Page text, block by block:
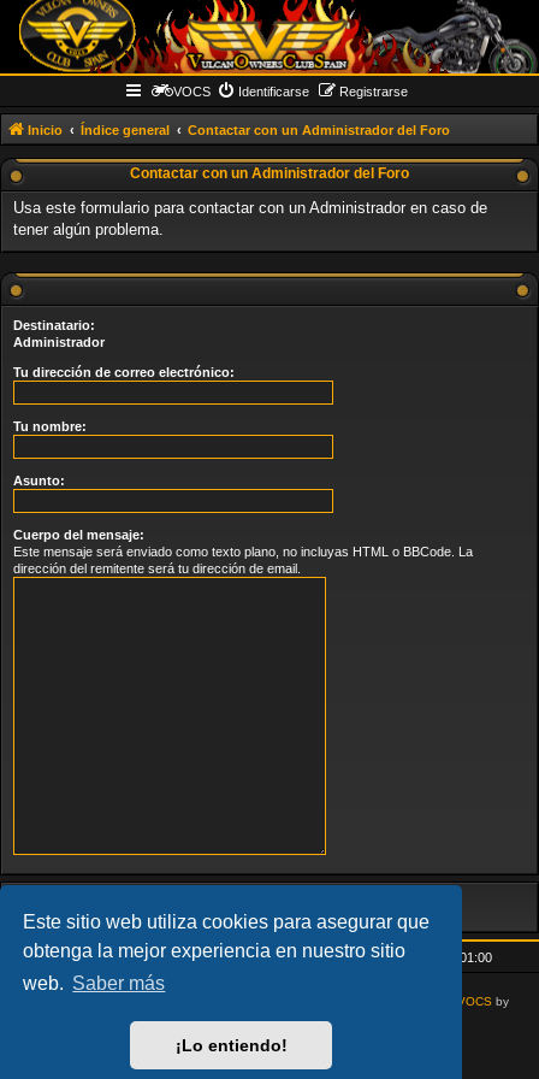
Este sitio web utiliza cookies para asegurar que
obtenga la mejor experiencia en nuestro sitio
web. Saber más
¡Lo entiendo!
VOCS Identificarse Registrarse
Inicio Índice general Contactar con un Administrador del Foro
Contactar con un Administrador del Foro
Usa este formulario para contactar con un Administrador en caso de
tener algún problema.
Destinatario:
Administrador
Tu dirección de correo electrónico:
Tu nombre:
Asunto:
Cuerpo del mensaje:
Este mensaje será enviado como texto plano, no incluyas HTML o BBCode. La
dirección del remitente será tu dirección de email.
Inicio Índice general Todos los horarios son UTC+01:00
VOCSby
Goliardo
Desarrollado porphpBB® Forum Software © phpBB Limited
phpBB España